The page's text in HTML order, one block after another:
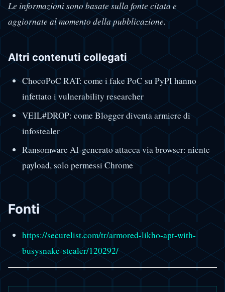
Le informazioni sono basate sulla fonte citata e
aggiornate al momento della pubblicazione.
Altri contenuti collegati
ChocoPoC RAT: come i fake PoC su PyPI hanno
infettato i vulnerability researcher
VEIL#DROP: come Blogger diventa armiere di
infostealer
Ransomware AI-generato attacca via browser: niente
payload, solo permessi Chrome
Fonti
https://securelist.com/tr/armored-likho-apt-with-
busysnake-stealer/120292/